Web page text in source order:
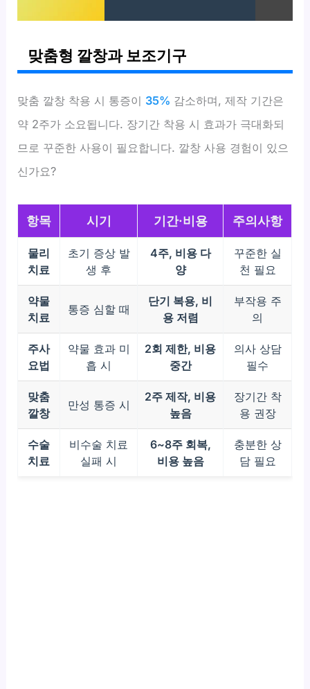
맞춤형 깔창과 보조기구
맞춤 깔창 착용 시 통증이 35% 감소하며, 제작 기간은
약 2주가 소요됩니다. 장기간 착용 시 효과가 극대화되
므로 꾸준한 사용이 필요합니다. 깔창 사용 경험이 있으
신가요?
항목 시기 기간·비용 주의사항
물리
치료
초기 증상 발
생 후
4주, 비용 다
양
꾸준한 실
천 필요
약물
치료
통증 심할 때
단기 복용, 비
용 저렴
부작용 주
의
주사
요법
약물 효과 미
흡 시
2회 제한, 비용
중간
의사 상담
필수
맞춤
깔창
만성 통증 시
2주 제작, 비용
높음
장기간 착
용 권장
수술
치료
비수술 치료
실패 시
6~8주 회복,
비용 높음
충분한 상
담 필요